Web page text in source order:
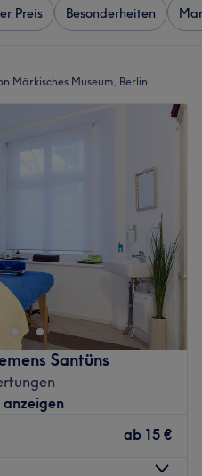
Preis Besonderheiten
Märkisches Museum, Berlin
Santüns
ab 15 €